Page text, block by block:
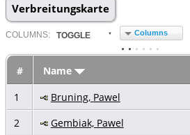
Verbreitungskarte
COLUMN S: TOGGLE Columns
#
Name
1
Bruning, Pawel
2
Gembiak, Pawel